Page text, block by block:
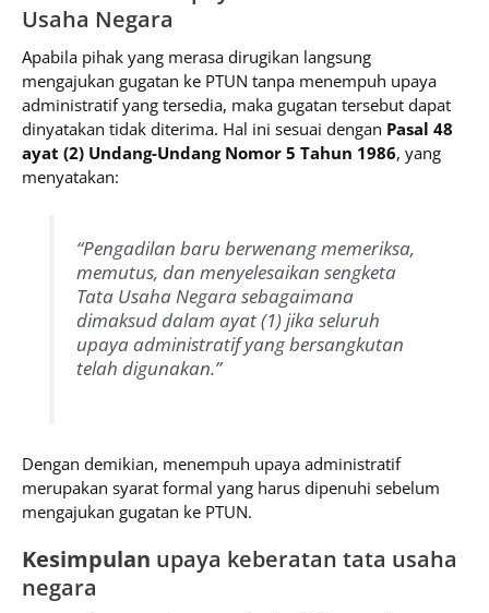
Usaha Negara
Apabila pihak yang merasa dirugikan langsung
mengajukan gugatan ke PTUN tanpa menempuh upaya
administratif yang tersedia, maka gugatan tersebut dapat
dinyatakan tidak diterima. Hal ini sesuai dengan Pasal 48
ayat (2) Undang-Undang Nomor 5 Tahun 1986, yang
menyatakan:
“Pengadilan baru berwenang memeriksa,
memutus, dan menyelesaikan sengketa
Tata Usaha Negara sebagaimana
dimaksud dalam ayat (1) jika seluruh
upaya administratif yang bersangkutan
telah digunakan.”
Dengan demikian, menempuh upaya administratif
merupakan syarat formal yang harus dipenuhi sebelum
mengajukan gugatan ke PTUN.
Kesimpulan upaya keberatan tata usaha
negara